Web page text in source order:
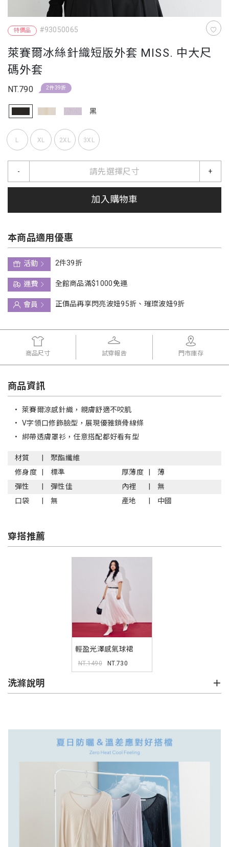
特價品 #93050065
萊賽爾冰絲針織短版外套 MISS. 中大尺
碼外套
NT.790 2件39折
黑
L XL 2XL 3XL
請先選擇尺寸
- +
加入購物車
本商品適用優惠
活動
2件39折
運費
全館商品滿$1000免運
會員
正價品再享閃亮波妞95折、璀璨波妞9折
商品尺寸 試穿報告 門市庫存
商品資訊
• 萊賽爾涼感針織，親膚舒適不咬肌
• V字領口修飾臉型，展現優雅鎖骨線條
• 綁帶透膚罩衫，任意搭配都好看有型
材質
聚酯纖維
修身度
標準 厚薄度
薄
彈性
彈性佳 內裡
無
口袋
無 產地 中國
穿搭推薦
輕盈光澤感氣球裙
MORE U 中大尺碼裙子
NT.1490 NT.730
洗滌說明